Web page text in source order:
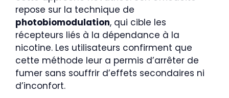
repose sur la technique de
photobiomodulation, qui cible les
récepteurs liés à la dépendance à la
nicotine. Les utilisateurs confirment que
cette méthode leur a permis d’arrêter de
fumer sans souffrir d’effets secondaires ni
d’inconfort.